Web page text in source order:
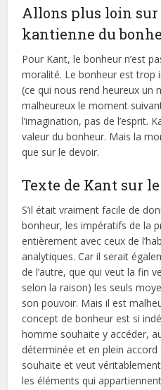
Allons plus loin sur
kantienne du
Pour Kant, le bonheur n’est
moralité. Le bonheur est trop
(ce qui nous rend heureux un
malheureux le moment
l’imagination, pas de l’esprit.
valeur du bonheur. Mais la
que sur le devoir.
Texte de Kant sur
S’il était vraiment facile de
bonheur, les impératifs de la
entièrement avec ceux de
analytiques. Car il serait
de l’autre, que qui veut la fin
selon la raison) les seuls
son pouvoir. Mais il est
concept de bonheur est si
homme souhaite y accéder,
déterminée et en plein accord
souhaite et veut
les éléments qui